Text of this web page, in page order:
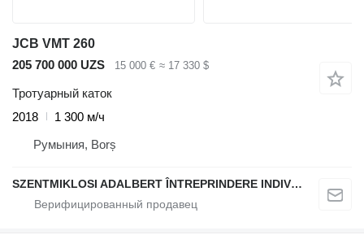
JCB VMT 260
205 700 000 UZS
15 000 € ≈ 17 330 $
Тротуарный каток
2018
1 300 м/ч
Румыния, Borș
SZENTMIKLOSI ADALBERT ÎNTREPRINDERE INDIVIDUALĂ